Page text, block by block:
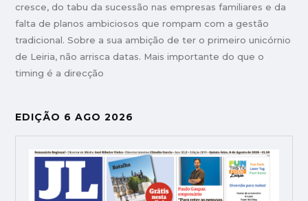
cresce, do tabu da sucessão nas empresas familiares e da
falta de planos ambiciosos que rompam com a gestão
tradicional. Sobre a sua ambição de ter o primeiro unicórnio
de Leiria, não arrisca datas. Mais importante do que o
timing é a direcção
EDIÇÃO 6 AGO 2026